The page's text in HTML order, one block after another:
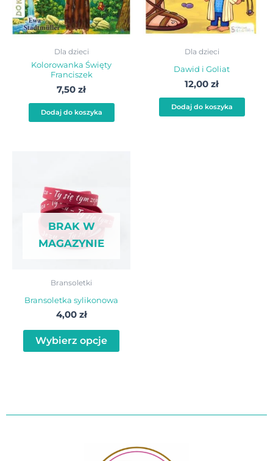
Dla dzieci
Kolorowanka Święty
Franciszek
7,50 zł
Dodaj do koszyka
Dla dzieci
Dawid i Goliat
12,00 zł
Dodaj do koszyka
BRAK W
MAGAZYNIE
Bransoletki
Bransoletka sylikonowa
4,00 zł
Wybierz opcje
produktu